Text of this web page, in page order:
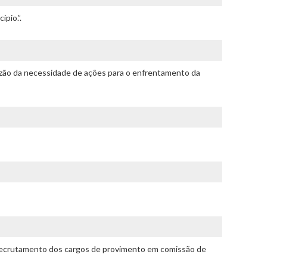
da necessidade de ações para o enfrentamento da
dos cargos de provimento em comissão de